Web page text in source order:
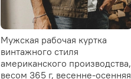
Мужская рабочая куртка
винтажного стиля
американского производства,
весом 365 г, весенне-осенняя